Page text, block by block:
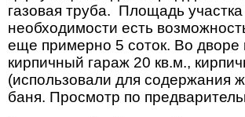
газовая труба. Площадь
необходимости есть
еще примерно 5 соток. Во дворе
кирпичный гараж 20 кв.м.,
(использовали для содержания
баня. Просмотр по